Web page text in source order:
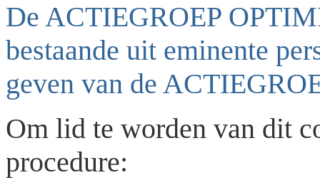
De ACTIEGROEP
bestaande uit eminente
geven van de
Om lid te worden van dit
procedure: